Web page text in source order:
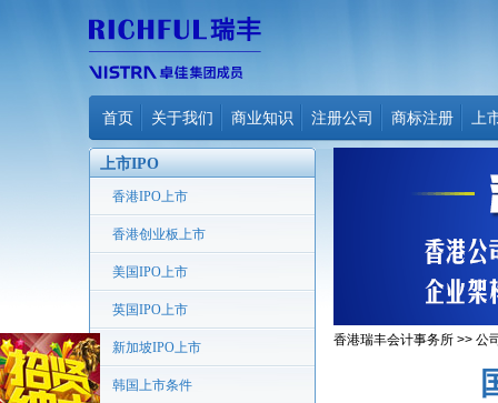
首页 关于我们 商业知识 注册公司 商标注册 上
上市IPO
香港IPO上市
香港创业板上市
美国IPO上市
英国IPO上市
新加坡IPO上市
韩国上市条件
香港瑞丰会计事务所 >> 公